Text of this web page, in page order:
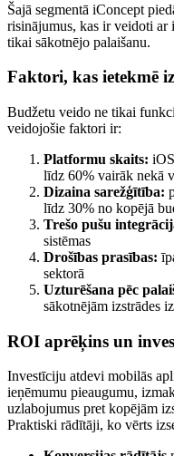
Šajā segmentā iConcept
risinājumus, kas ir veidoti ar
tikai sākotnējo palaišanu.
Faktori, kas ietekmē
Budžetu veido ne tikai
veidojošie faktori ir:
Platformu skaits:
līdz 60% vairāk nekā
Dizaina sarežģītība:
līdz 30% no kopējā
Trešo pušu
sistēmas
Drošības prasības:
sektorā
Uzturēšana pēc
sākotnējām izstrādes
ROI aprēķins un
Investīciju atdevi mobilās
ieņēmumu pieaugumu,
uzlabojumus pret kopējām
Praktiski rādītāji, ko vērts